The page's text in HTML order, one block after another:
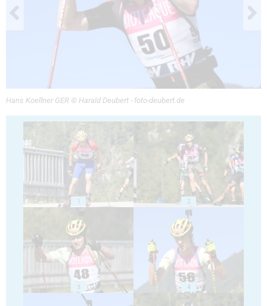
Hans Koellner GER © Harald Deubert - foto-deubert.de
1 2
3 4